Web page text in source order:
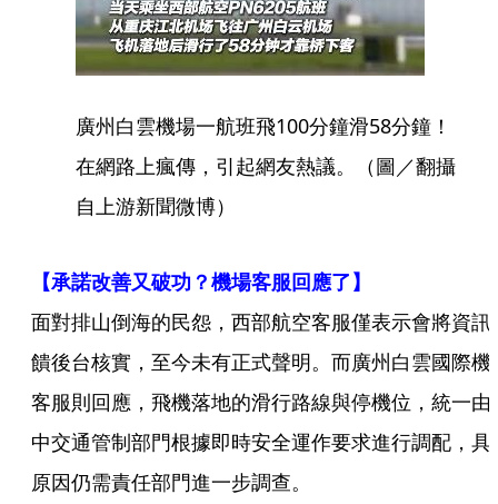
廣州白雲機場一航班飛100分鐘滑58分鐘！
在網路上瘋傳，引起網友熱議。（圖／翻攝
自上游新聞微博）
【承諾改善又破功？機場客服回應了】
面對排山倒海的民怨，西部航空客服僅表示會將資訊
饋後台核實，至今未有正式聲明。而廣州白雲國際機
客服則回應，飛機落地的滑行路線與停機位，統一由
中交通管制部門根據即時安全運作要求進行調配，具
原因仍需責任部門進一步調查。